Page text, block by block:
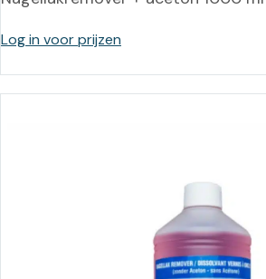
Log in voor prijzen